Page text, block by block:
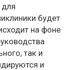
будет
на фоне
так и
и